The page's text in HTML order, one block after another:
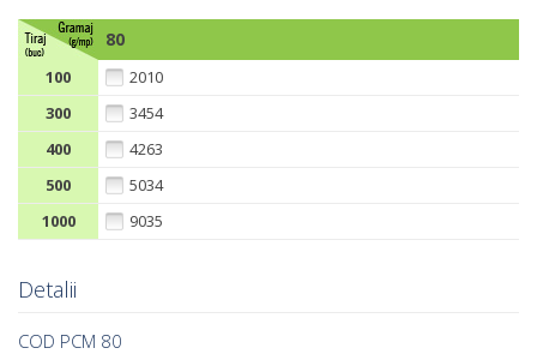
80
100
2010
300
3454
400
4263
500
5034
1000
9035
Detalii
COD PCM 80